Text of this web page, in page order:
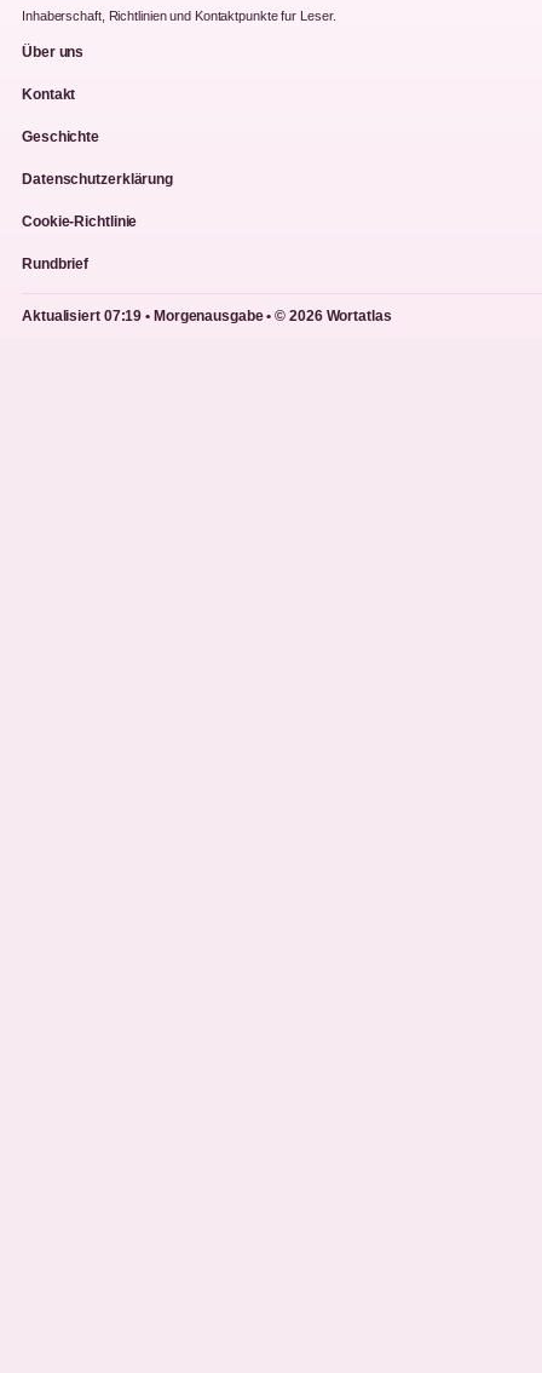
Inhaberschaft, Richtlinien und Kontaktpunkte fur Leser.
Über uns
Kontakt
Geschichte
Datenschutzerklärung
Cookie-Richtlinie
Rundbrief
Aktualisiert 07:19 • Morgenausgabe • © 2026 Wortatlas